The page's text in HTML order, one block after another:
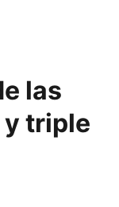
las
y triple